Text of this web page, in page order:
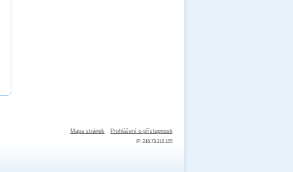
Mapa stránek Prohlášení o přístupnosti
IP: 216.73.216.105